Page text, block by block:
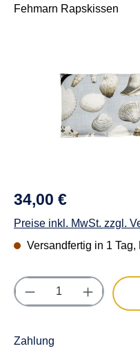
Fehmarn Rapskissen
34,00 €
Preise inkl. MwSt. zzgl.
Versandfertig in 1
Produkt Anzahl:
Zahlung